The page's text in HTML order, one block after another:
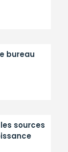
bureau
sources